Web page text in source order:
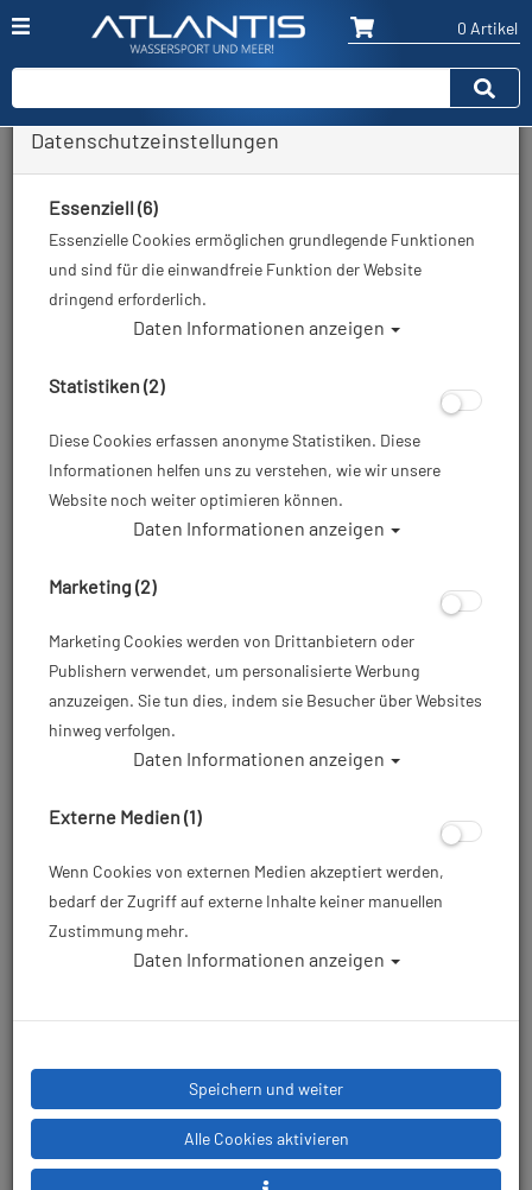
0 Artikel
Zurück
Datenschutzeinstellungen
Essenziell (6)
Essenzielle Cookies ermöglichen grundlegende Funktionen
und sind für die einwandfreie Funktion der Website
dringend erforderlich.
Daten Informationen anzeigen
Statistiken (2)
Diese Cookies erfassen anonyme Statistiken. Diese
Informationen helfen uns zu verstehen, wie wir unsere
Website noch weiter optimieren können.
Daten Informationen anzeigen
Marketing (2)
Marketing Cookies werden von Drittanbietern oder
Publishern verwendet, um personalisierte Werbung
anzuzeigen. Sie tun dies, indem sie Besucher über Websites
hinweg verfolgen.
Daten Informationen anzeigen
Externe Medien (1)
Wenn Cookies von externen Medien akzeptiert werden,
bedarf der Zugriff auf externe Inhalte keiner manuellen
Zustimmung mehr.
Daten Informationen anzeigen
Speichern und weiter
Alle Cookies aktivieren